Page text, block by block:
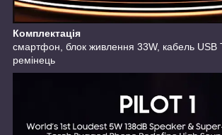
Комплектація
смартфон, блок живлення 33W, кабель USB
ремінець